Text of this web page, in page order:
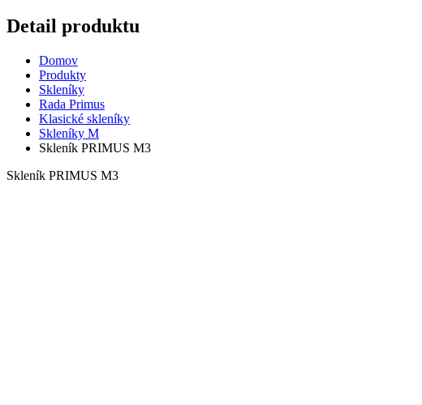
Detail produktu
Domov
Produkty
Skleníky
Rada Primus
Klasické skleníky
Skleníky M
Skleník PRIMUS M3
Skleník PRIMUS M3